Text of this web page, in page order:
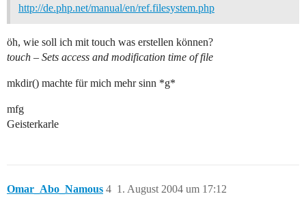
http://de.php.net/manual/en/ref.filesystem.php
öh, wie soll ich mit touch was erstellen können?
touch – Sets access and modification time of file
mkdir() machte für mich mehr sinn *g*
mfg
Geisterkarle
Omar_Abo_Namous 1. August 2004 um 17:12
4